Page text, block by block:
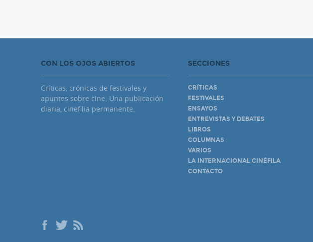
CON LOS OJOS ABIERTOS
Críticas, crónicas de festivales y
apuntes sobre cine. Una publicación
diaria, cinefilia permanente.
SECCIONES
CRÍTICAS
FESTIVALES
ENSAYOS
ENTREVISTAS Y DEBATES
LIBROS
COLUMNAS
VARIOS
LA INTERNACIONAL CINÉFILA
CONTACTO